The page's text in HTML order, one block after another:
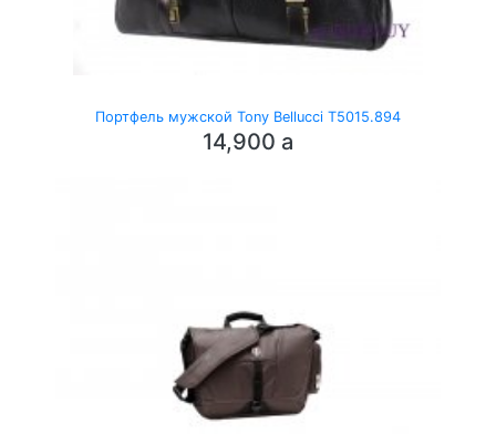
Портфель мужской Tony Bellucci T5015.894
14,900 a